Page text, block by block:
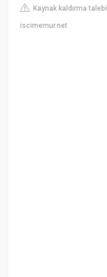
Kaynak kaldırma talebi
iscimemur.net